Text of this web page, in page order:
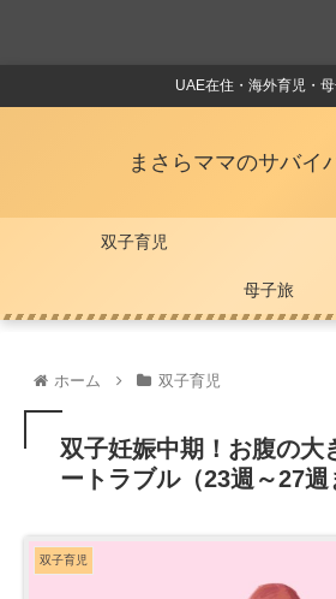
UAE在住・海外育児・
まさらママのサバイ
双子育児
母子旅
ホーム 双子育児
双子妊娠中期！お腹の大
ートラブル（23週～27週
双子育児